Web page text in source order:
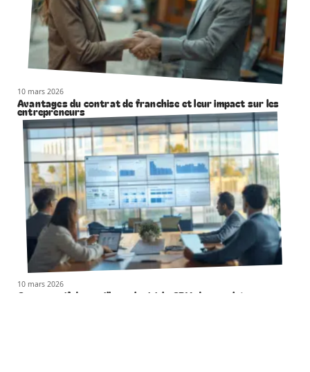
10 mars 2026
Avantages du contrat de franchise et leur impact sur les
entrepreneurs
10 mars 2026
Comparatif des meilleurs logiciels CRM du marché